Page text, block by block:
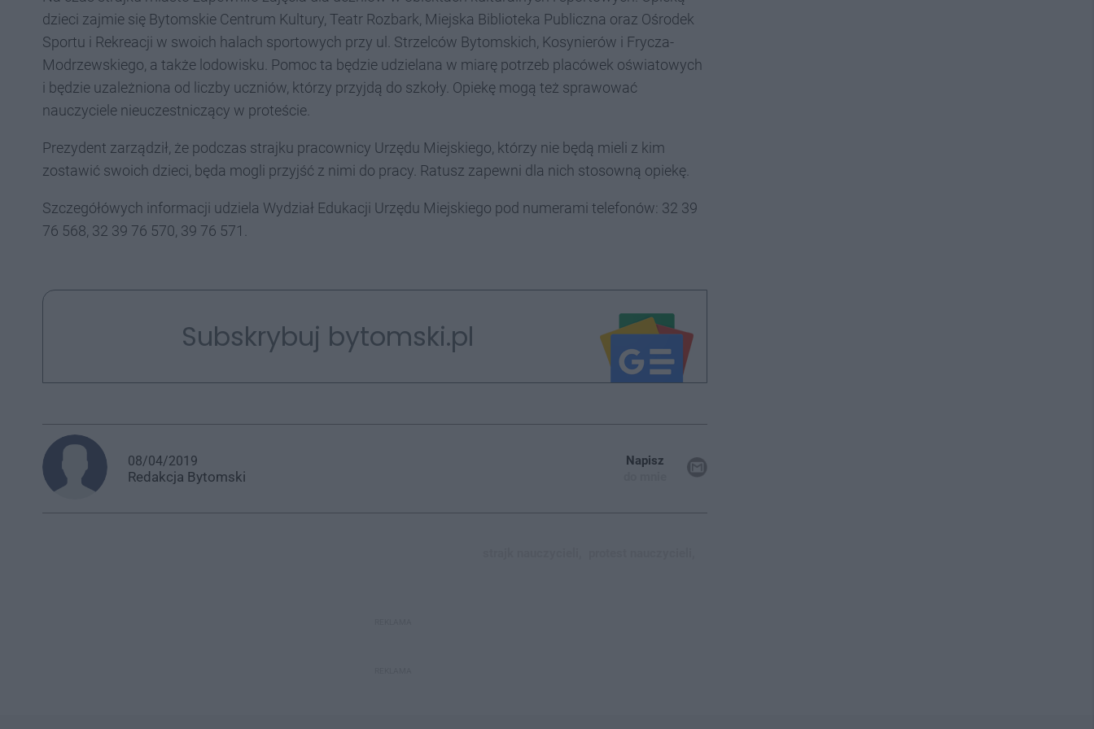
dzieci zajmie się Bytomskie Centrum Kultury, Teatr Rozbark, Miejska Biblioteka Publiczna oraz Ośrodek
Sportu i Rekreacji w swoich halach sportowych przy ul. Strzelców Bytomskich, Kosynierów i Frycza-
Modrzewskiego, a także lodowisku. Pomoc ta będzie udzielana w miarę potrzeb placówek oświatowych
i będzie uzależniona od liczby uczniów, którzy przyjdą do szkoły. Opiekę mogą też sprawować
nauczyciele nieuczestniczący w proteście.
Prezydent zarządził, że podczas strajku pracownicy Urzędu Miejskiego, którzy nie będą mieli z kim
zostawić swoich dzieci, będa mogli przyjść z nimi do pracy. Ratusz zapewni dla nich stosowną opiekę.
Szczegółówych informacji udziela Wydział Edukacji Urzędu Miejskiego pod numerami telefonów: 32 39
76 568, 32 39 76 570, 39 76 571.
Subskrybuj bytomski.pl
08/04/2019
Redakcja Bytomski
Napisz